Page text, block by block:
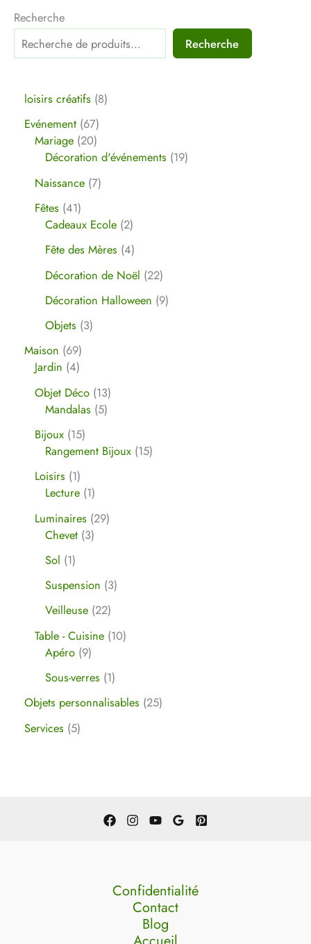
Recherche
Recherche
loisirs créatifs 8
Evénement 67
Mariage 20
Décoration d'événements 19
Naissance 7
Fêtes 41
Cadeaux Ecole 2
Fête des Mères 4
Décoration de Noël 22
Décoration Halloween 9
Objets 3
Maison 69
Jardin 4
Objet Déco 13
Mandalas 5
Bijoux 15
Rangement Bijoux 15
Loisirs 1
Lecture 1
Luminaires 29
Chevet 3
Sol 1
Suspension 3
Veilleuse 22
Table - Cuisine 10
Apéro 9
Sous-verres 1
Objets personnalisables 25
Services 5
Confidentialité
Contact
Blog